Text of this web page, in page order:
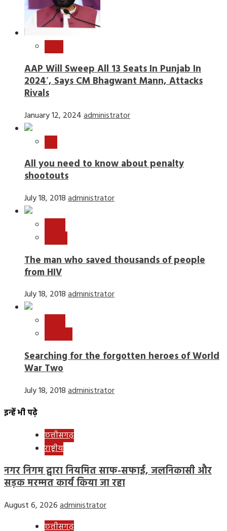
AAP Will Sweep All 13 Seats In Punjab In
2024′, Says CM Bhagwant Mann, Attacks
Rivals
January 12, 2024administrator
All you need to know about penalty
shootouts
July 18, 2018administrator
The man who saved thousands of people
from HIV
July 18, 2018administrator
Searching for the forgotten heroes of World
War Two
July 18, 2018administrator
इन्हें भी पढ़े
छत्तीसगढ़
राष्ट्रीय
नगर निगम द्वारा नियमित साफ-सफाई, जलनिकासी और
सड़क मरम्मत कार्य किया जा रहा
August 6, 2026administrator
छत्तीसगढ़